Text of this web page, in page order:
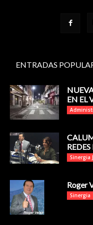
ENTRADAS
EN EL
Sinergia
Roger
Sinergia